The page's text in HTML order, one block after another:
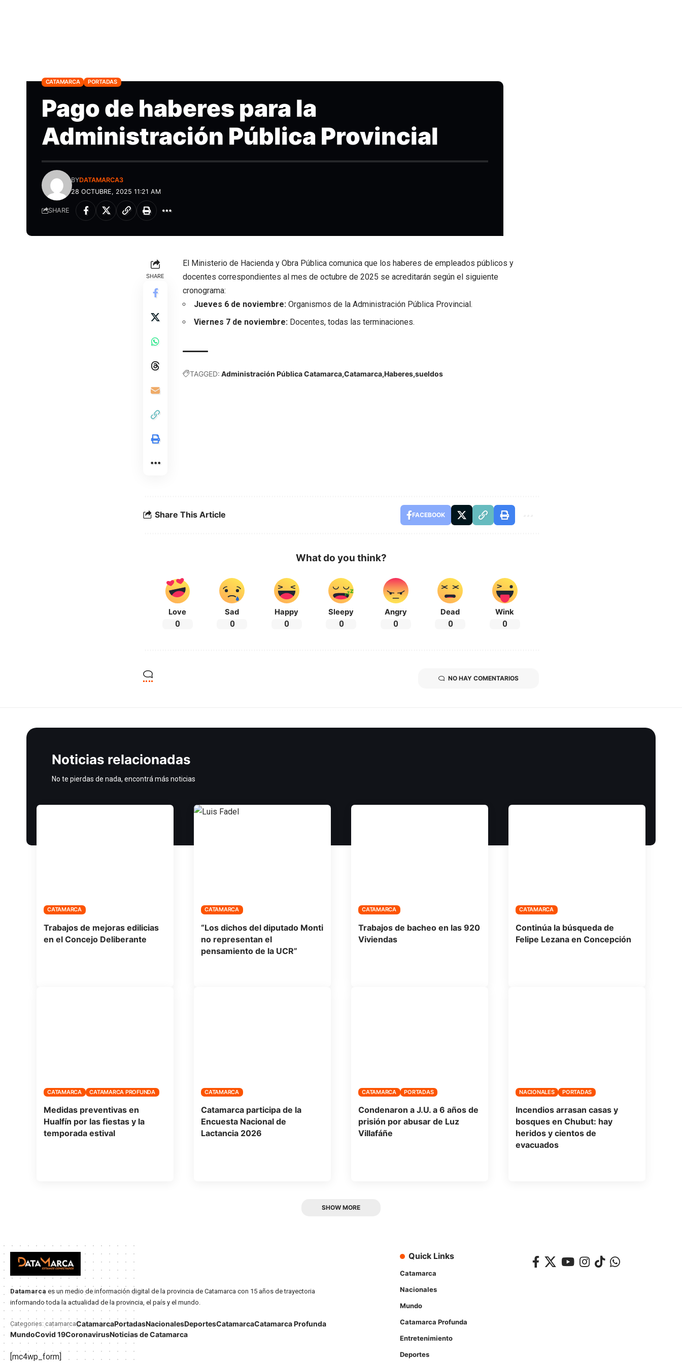
CATAMARCA PORTADAS
Pago de haberes para la
Administración Pública Provincial
28 OCTUBRE, 2025 11:21 AM
BYDATAMARCA3
SHARE
SHARE
El Ministerio de Hacienda y Obra Pública comunica que los haberes de empleados públicos y
docentes correspondientes al mes de octubre de 2025 se acreditarán según el siguiente
cronograma:
Jueves 6 de noviembre: Organismos de la Administración Pública Provincial.
Viernes 7 de noviembre: Docentes, todas las terminaciones.
TAGGED: Administración Pública Catamarca Catamarca Haberes sueldos
Share This Article FACEBOOK
What do you think?
Love
0
Sad
0
Happy
0
Sleepy
0
Angry
0
Dead
0
Wink
0
NO HAY COMENTARIOS
Noticias relacionadas
No te pierdas de nada, encontrá más noticias
CATAMARCA
Trabajos de mejoras edilicias
en el Concejo Deliberante
CATAMARCA
“Los dichos del diputado Monti
no representan el
pensamiento de la UCR”
CATAMARCA
Trabajos de bacheo en las 920
Viviendas
CATAMARCA
Continúa la búsqueda de
Felipe Lezana en Concepción
CATAMARCA CATAMARCA PROFUNDA
Medidas preventivas en
Hualfín por las fiestas y la
temporada estival
CATAMARCA
Catamarca participa de la
Encuesta Nacional de
Lactancia 2026
CATAMARCA PORTADAS
Condenaron a J.U. a 6 años de
prisión por abusar de Luz
Villafáñe
NACIONALES PORTADAS
Incendios arrasan casas y
bosques en Chubut: hay
heridos y cientos de
evacuados
SHOW MORE
Datamarca es un medio de información digital de la provincia de Catamarca con 15 años de trayectoria
informando toda la actualidad de la provincia, el país y el mundo.
Categories: catamarcaCatamarcaPortadasNacionalesDeportesCatamarcaCatamarca Profunda
MundoCovid 19CoronavirusNoticias de Catamarca
[mc4wp_form]
Quick Links
Catamarca
Nacionales
Mundo
Catamarca Profunda
Entretenimiento
Deportes